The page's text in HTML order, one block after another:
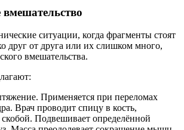
ситуации, когда фрагменты стоят
друг от друга или их слишком много,
вмешательства.
Применяется при переломах
Врач проводит спицу в кость,
скобой. Подвешивает определённой